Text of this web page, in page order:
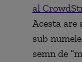
al
Acesta are
sub
semn de